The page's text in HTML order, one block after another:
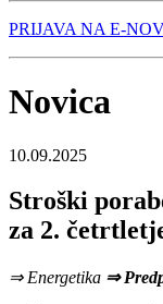
PRIJAVA NA E-
Novica
10.09.2025
Stroški
za 2.
⇒ Energetika ⇒